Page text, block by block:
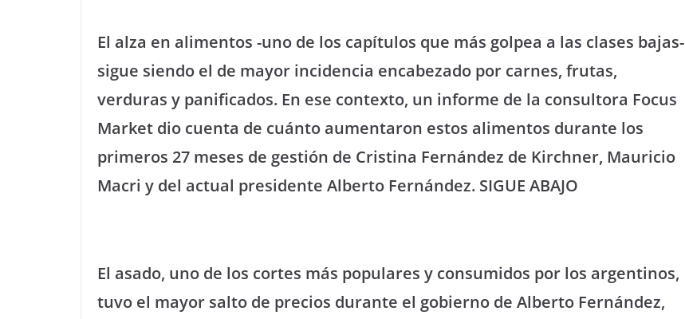
El alza en alimentos -uno de los capítulos que más golpea a las clases bajas-
sigue siendo el de mayor incidencia encabezado por carnes, frutas,
verduras y panificados. En ese contexto, un informe de la consultora Focus
Market dio cuenta de cuánto aumentaron estos alimentos durante los
primeros 27 meses de gestión de Cristina Fernández de Kirchner, Mauricio
Macri y del actual presidente Alberto Fernández. SIGUE ABAJO
El asado, uno de los cortes más populares y consumidos por los argentinos,
tuvo el mayor salto de precios durante el gobierno de Alberto Fernández,